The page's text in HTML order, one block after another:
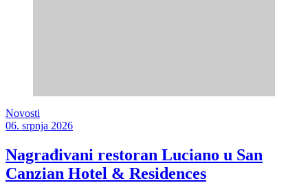
Novosti
06. srpnja 2026
Nagrađivani restoran Luciano u San
Canzian Hotel & Residences